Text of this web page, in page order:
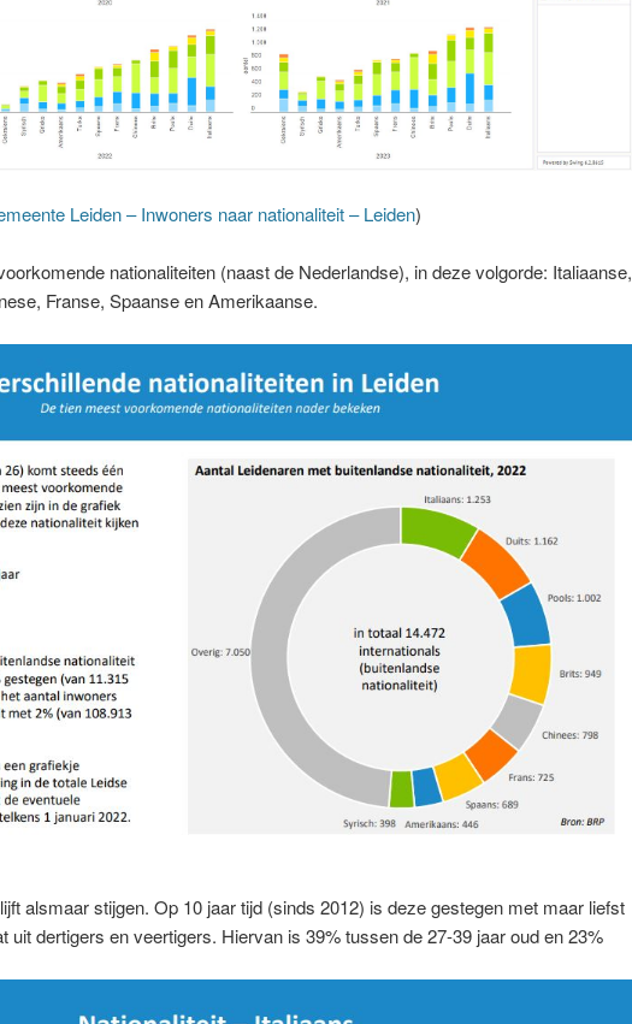
Leiden – Inwoners naar nationaliteit – Leiden)
nationaliteiten (naast de Nederlandse), in deze volgorde: Italiaanse,
Franse, Spaanse en Amerikaanse.
alsmaar stijgen. Op 10 jaar tijd (sinds 2012) is deze gestegen met maar liefst
uit dertigers en veertigers. Hiervan is 39% tussen de 27-39 jaar oud en 23%